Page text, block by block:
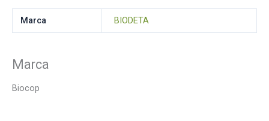
Marca BIODETA
Marca
Biocop